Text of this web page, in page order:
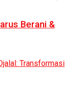
Berani &